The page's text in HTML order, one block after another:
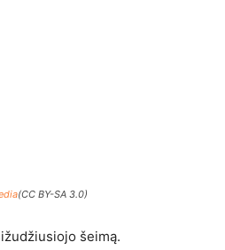
(CC BY-SA 3.0)
šeimą.